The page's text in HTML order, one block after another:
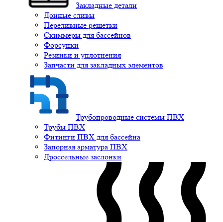
Закладные детали
Донные сливы
Переливные решетки
Скиммеры для бассейнов
Форсунки
Резинки и уплотнения
Запчасти для закладных элементов
Трубопроводные системы ПВХ
Трубы ПВХ
Фитинги ПВХ для бассейна
Запорная арматура ПВХ
Дроссельные заслонки